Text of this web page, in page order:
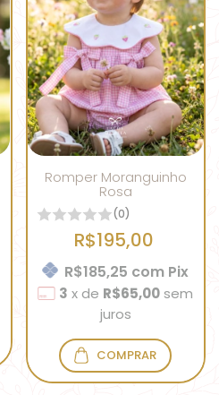
Romper Moranguinho
Rosa
(0)
R$195,00
R$185,25 com Pix
3 x de R$65,00 sem
juros
COMPRAR